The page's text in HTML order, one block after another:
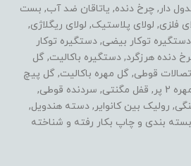
دار, چرخ دنده, یاتاقان ضد آب, بست
فلزی, لولای پلاستیک, لولای ریگلاژی,
توکار بیضی, دستگیره توکار
دنده هرزگرد, دستگیره باکالیت, گل
پر, گل پیچ 3 پر, اتصالات قوطی, گل مهره باکالیت, گل پیچ
باکالیت, گل پیچ دو پر, گل مهره 2 پر, قفل مگنتی, سردنده قوطی,
رولیک بین کانوایر, دسته هندویل,
بندی و چاپ بکار رفته و شناخته